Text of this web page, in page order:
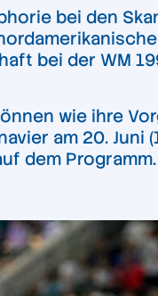
bei den
bei der WM
wie ihre
am 20. Juni
dem